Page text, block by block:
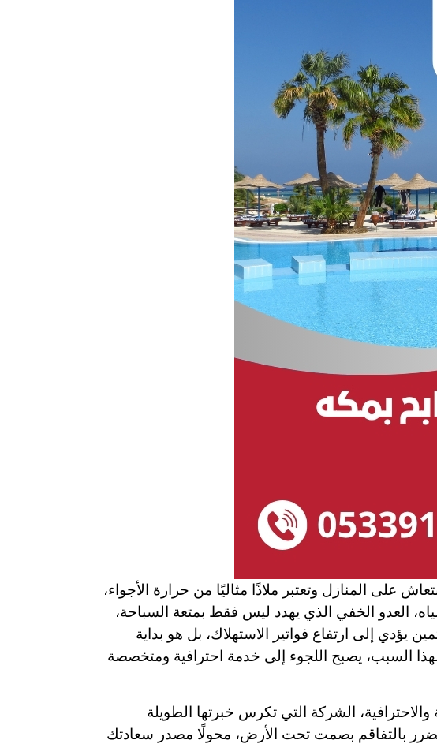
المنازل وتعتبر ملاذًا مثاليًا من حرارة الأجواء،
العدو الخفي الذي يهدد ليس فقط بمتعة السباحة،
يؤدي إلى ارتفاع فواتير الاستهلاك، بل هو بداية
السبب، يصبح اللجوء إلى خدمة احترافية ومتخصصة
الشركة التي تكرس خبرتها الطويلة
بالتفاقم بصمت تحت الأرض، محولًا مصدر سعادتك